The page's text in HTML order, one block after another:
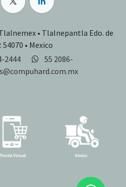
• Tlalnepantla Edo. de
54070 • Mexico
2444
55 2086-